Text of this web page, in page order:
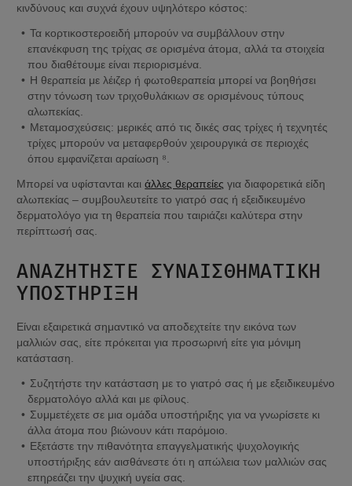
κινδύνους και συχνά έχουν υψηλότερο κόστος:
Τα κορτικοστεροειδή μπορούν να συμβάλλουν στην
επανέκφυση της τρίχας σε ορισμένα άτομα, αλλά τα στοιχεία
που διαθέτουμε είναι περιορισμένα.
Η θεραπεία με λέιζερ ή φωτοθεραπεία μπορεί να βοηθήσει
στην τόνωση των τριχοθυλάκιων σε ορισμένους τύπους
αλωπεκίας.
Μεταμοσχεύσεις: μερικές από τις δικές σας τρίχες ή τεχνητές
τρίχες μπορούν να μεταφερθούν χειρουργικά σε περιοχές
όπου εμφανίζεται αραίωση ⁸.
Μπορεί να υφίστανται και άλλες θεραπείες για διαφορετικά είδη
αλωπεκίας – συμβουλευτείτε το γιατρό σας ή εξειδικευμένο
δερματολόγο για τη θεραπεία που ταιριάζει καλύτερα στην
περίπτωσή σας.
ΑΝΑΖΗΤΉΣΤΕ ΣΥΝΑΙΣΘΗΜΑΤΙΚΉ
ΥΠΟΣΤΉΡΙΞΗ
Είναι εξαιρετικά σημαντικό να αποδεχτείτε την εικόνα των
μαλλιών σας, είτε πρόκειται για προσωρινή είτε για μόνιμη
κατάσταση.
Συζητήστε την κατάσταση με το γιατρό σας ή με εξειδικευμένο
δερματολόγο αλλά και με φίλους.
Συμμετέχετε σε μια ομάδα υποστήριξης για να γνωρίσετε κι
άλλα άτομα που βιώνουν κάτι παρόμοιο.
Εξετάστε την πιθανότητα επαγγελματικής ψυχολογικής
υποστήριξης εάν αισθάνεστε ότι η απώλεια των μαλλιών σας
επηρεάζει την ψυχική υγεία σας.